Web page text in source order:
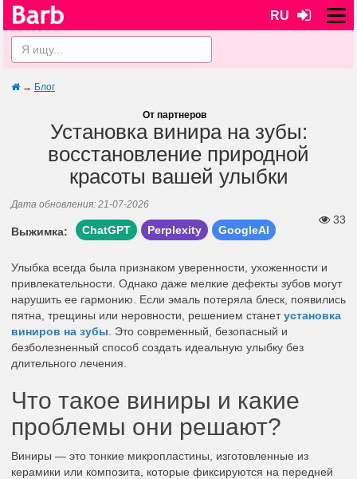
RU
→ Блог
От партнеров
Установка винира на зубы:
восстановление природной
красоты вашей улыбки
Дата обновления: 21-07-2026
33
Выжимка:
ChatGPT Perplexity GoogleAI
Улыбка всегда была признаком уверенности, ухоженности и
привлекательности. Однако даже мелкие дефекты зубов могут
нарушить ее гармонию. Если эмаль потеряла блеск, появились
пятна, трещины или неровности, решением станетустановка
виниров на зубы . Это современный, безопасный и
безболезненный способ создать идеальную улыбку без
длительного лечения.
Что такое виниры и какие
проблемы они решают?
Виниры — это тонкие микропластины, изготовленные из
керамики или композита, которые фиксируются на передней